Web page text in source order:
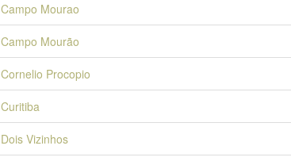
Campo Mourao
Campo Mourão
Cornelio Procopio
Curitiba
Dois Vizinhos